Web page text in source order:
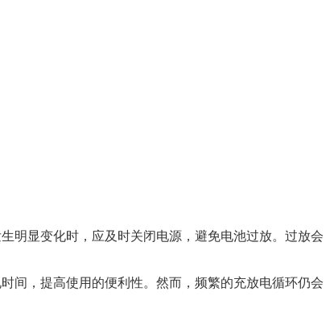
明显变化时，应及时关闭电源，避免电池过放。过放会
间，提高使用的便利性。然而，频繁的充放电循环仍会